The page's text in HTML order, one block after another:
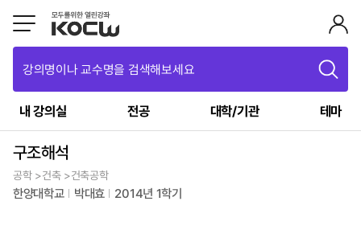
강의명이나 교수명을 검색해보세요
내 강의실 전공 대학/기관 테마
구조해석
공학 >건축 >건축공학
한양대학교 박대효 2014년 1학기